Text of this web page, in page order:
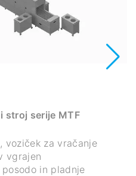
stroj serije MTF
voziček za vračanje
vgrajen
in pladnje